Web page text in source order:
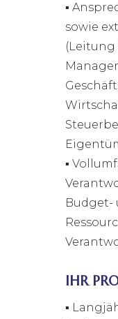
▪
sowie
(Leitung
▪
Budget-
IHR
▪